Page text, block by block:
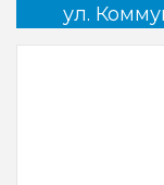
ул.